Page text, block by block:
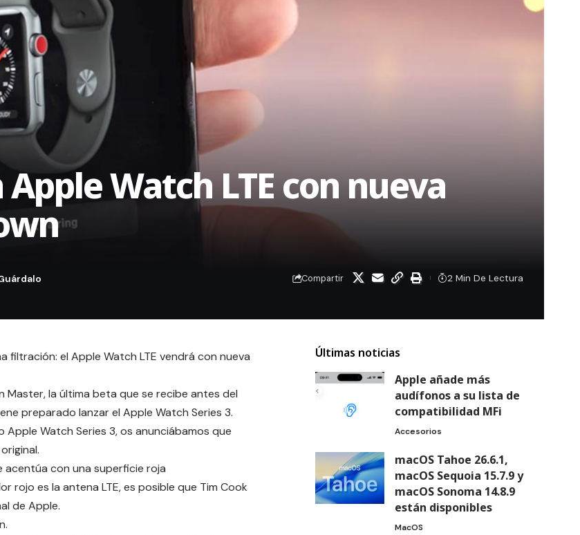
Watch LTE con nueva
Compartir 2 Min De Lectura
filtración: el Apple Watch LTE vendrá con nueva
Master, la última beta que se recibe antes del
preparado lanzar el Apple Watch Series 3.
Watch Series 3, os anunciábamos que
acentúa con una superficie roja
rojo es la antena LTE, es posible que Tim Cook
de Apple.
Últimas noticias
Apple añade más
audífonos a su lista de
compatibilidad MFi
Accesorios
macOS Tahoe 26.6.1,
macOS Sequoia 15.7.9 y
macOS Sonoma 14.8.9
están disponibles
MacOS